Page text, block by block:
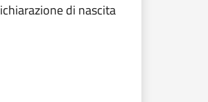
di nascita